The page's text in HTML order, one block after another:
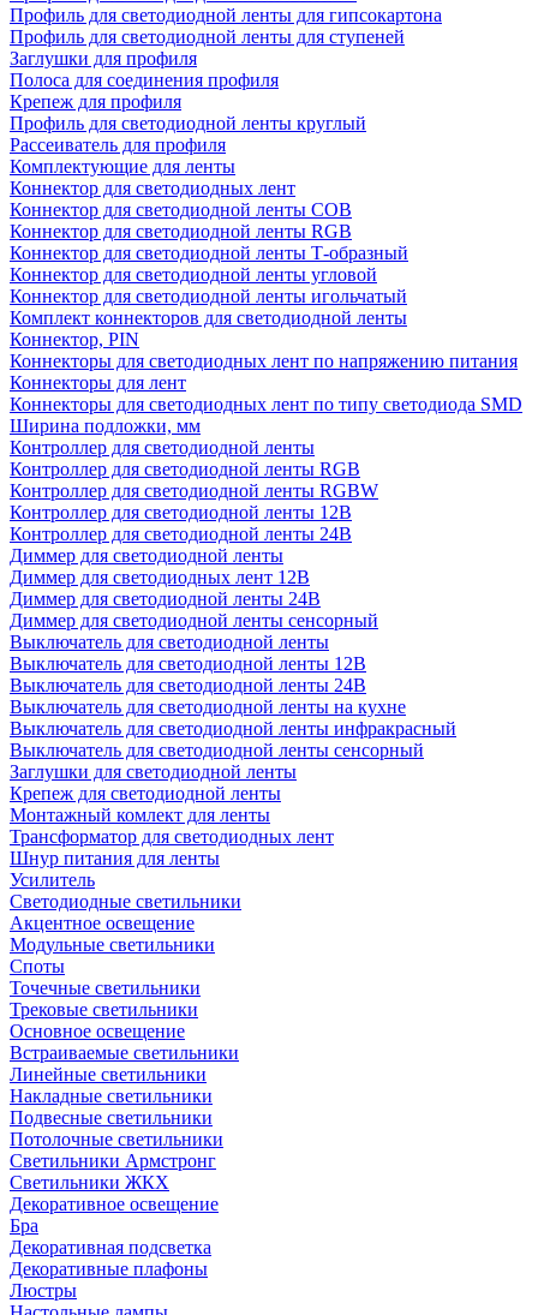
Профиль для светодиодной ленты для гипсокартона
Профиль для светодиодной ленты для ступеней
Заглушки для профиля
Полоса для соединения профиля
Крепеж для профиля
Профиль для светодиодной ленты круглый
Рассеиватель для профиля
Комплектующие для ленты
Коннектор для светодиодных лент
Коннектор для светодиодной ленты COB
Коннектор для светодиодной ленты RGB
Коннектор для светодиодной ленты Т-образный
Коннектор для светодиодной ленты угловой
Коннектор для светодиодной ленты игольчатый
Комплект коннекторов для светодиодной ленты
Коннектор, PIN
Коннекторы для светодиодных лент по напряжению питания
Коннекторы для лент
Коннекторы для светодиодных лент по типу светодиода SMD
Ширина подложки, мм
Контроллер для светодиодной ленты
Контроллер для светодиодной ленты RGB
Контроллер для светодиодной ленты RGBW
Контроллер для светодиодной ленты 12В
Контроллер для светодиодной ленты 24В
Диммер для светодиодной ленты
Диммер для светодиодных лент 12В
Диммер для светодиодной ленты 24В
Диммер для светодиодной ленты сенсорный
Выключатель для светодиодной ленты
Выключатель для светодиодной ленты 12В
Выключатель для светодиодной ленты 24В
Выключатель для светодиодной ленты на кухне
Выключатель для светодиодной ленты инфракрасный
Выключатель для светодиодной ленты сенсорный
Заглушки для светодиодной ленты
Крепеж для светодиодной ленты
Монтажный комлект для ленты
Трансформатор для светодиодных лент
Шнур питания для ленты
Усилитель
Светодиодные светильники
Акцентное освещение
Модульные светильники
Споты
Точечные светильники
Трековые светильники
Основное освещение
Встраиваемые светильники
Линейные светильники
Накладные светильники
Подвесные светильники
Потолочные светильники
Светильники Армстронг
Светильники ЖКХ
Декоративное освещение
Бра
Декоративная подсветка
Декоративные плафоны
Люстры